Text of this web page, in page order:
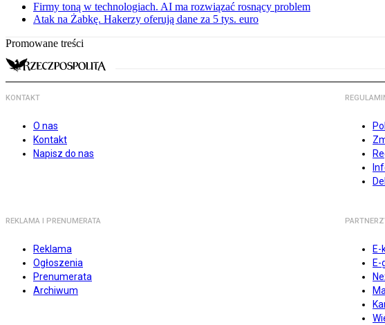
Firmy toną w technologiach. AI ma rozwiązać rosnący problem
Atak na Żabkę. Hakerzy oferują dane za 5 tys. euro
Promowane treści
KONTAKT
O nas
Kontakt
Napisz do nas
REKLAMA I PRENUMERATA
Reklama
Ogłoszenia
Prenumerata
Archiwum
E-
E-